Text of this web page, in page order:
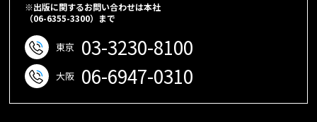
※出版に関するお問い合わせは本社
（06-6355-3300）まで
東京 03-3230-8100
大阪 06-6947-0310